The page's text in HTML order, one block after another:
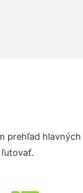
prehľad
ľutovať.